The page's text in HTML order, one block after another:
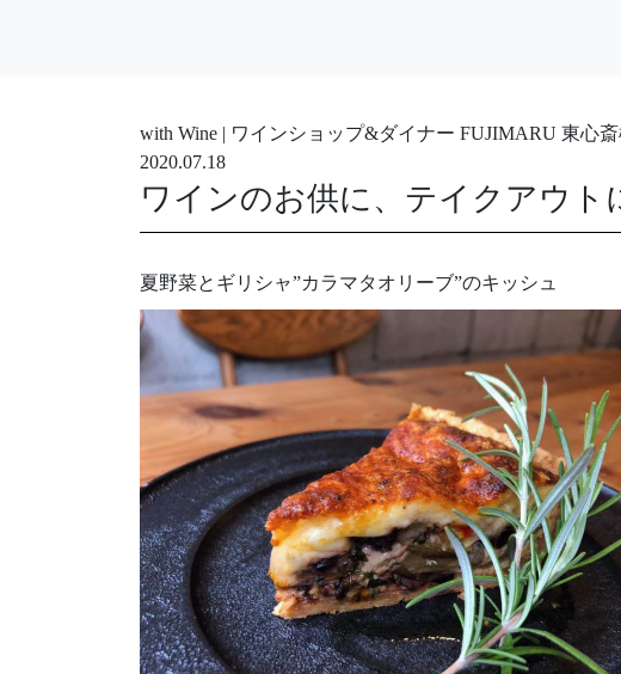
with Wine | ワインショップ&ダイナー FUJIMARU 東心
2020.07.18
ワインのお供に、テイクアウト
夏野菜とギリシャ”カラマタオリーブ”のキッシュ